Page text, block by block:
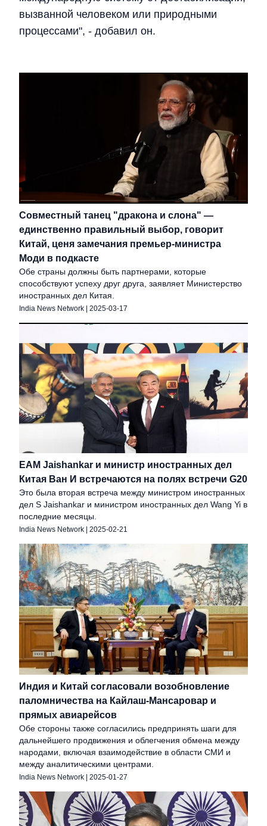
вызванной человеком или природными
процессами", - добавил он.
Совместный танец "дракона и слона" —
единственно правильный выбор, говорит
Китай, ценя замечания премьер-министра
Моди в подкасте
Обе страны должны быть партнерами, которые
способствуют успеху друг друга, заявляет Министерство
иностранных дел Китая.
India News Network | 2025-03-17
EAM Jaishankar и министр иностранных дел
Китая Ван И встречаются на полях встречи G20
Это была вторая встреча между министром иностранных
дел S Jaishankar и министром иностранных дел Wang Yi в
последние месяцы.
India News Network 2025-02-21
Индия и Китай согласовали возобновление
паломничества на Кайлаш-Мансаровар и
прямых авиарейсов
Обе стороны также согласились предпринять шаги для
дальнейшего продвижения и облегчения обмена между
народами, включая взаимодействие в области СМИ и
между аналитическими центрами.
India News Network | 2025-01-27